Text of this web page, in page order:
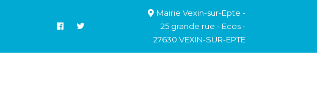
Mairie Vexin-sur-Epte -
25 grande rue - Ecos -
27630 VEXIN-SUR-EPTE